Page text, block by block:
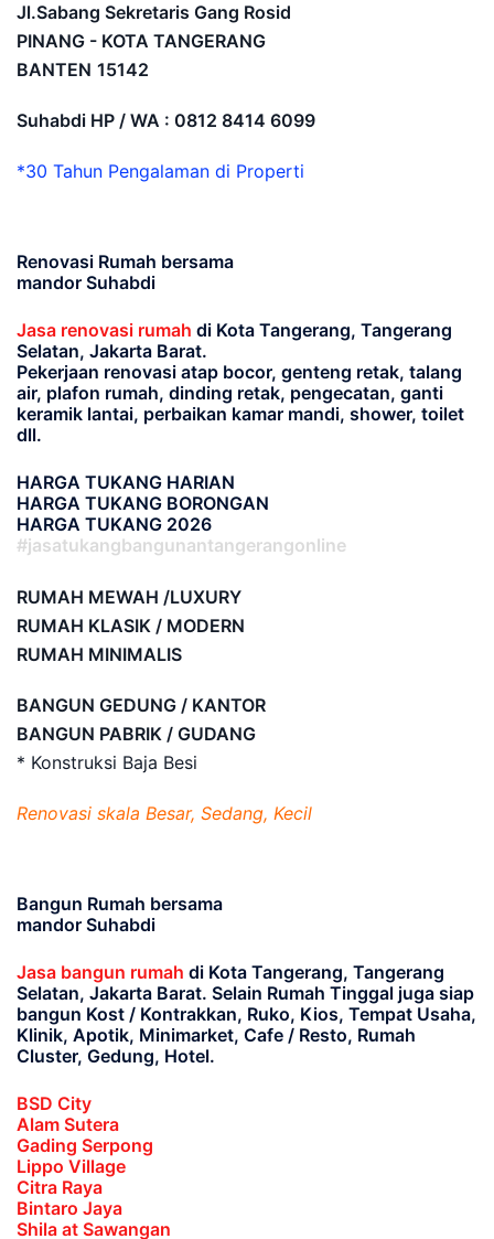
Jl.Sabang Sekretaris Gang Rosid
PINANG - KOTA TANGERANG
BANTEN 15142
Suhabdi HP / WA : 0812 8414 6099
*30 Tahun Pengalaman di Properti
Renovasi Rumah bersama
mandor Suhabdi
Jasa renovasi rumah di Kota Tangerang, Tangerang
Selatan, Jakarta Barat.
Pekerjaan renovasi atap bocor, genteng retak, talang
air, plafon rumah, dinding retak, pengecatan, ganti
keramik lantai, perbaikan kamar mandi, shower, toilet
dll.
HARGA TUKANG HARIAN
HARGA TUKANG BORONGAN
HARGA TUKANG 2026
#jasatukangbangunantangerangonline
RUMAH MEWAH /LUXURY
RUMAH KLASIK / MODERN
RUMAH MINIMALIS
BANGUN GEDUNG / KANTOR
BANGUN PABRIK / GUDANG
* Konstruksi Baja Besi
Renovasi skala Besar, Sedang, Kecil
Bangun Rumah bersama
mandor Suhabdi
Jasa bangun rumah di Kota Tangerang, Tangerang
Selatan, Jakarta Barat. Selain Rumah Tinggal juga siap
bangun Kost / Kontrakkan, Ruko, Kios, Tempat Usaha,
Klinik, Apotik, Minimarket, Cafe / Resto, Rumah
Cluster, Gedung, Hotel.
BSD City
Alam Sutera
Gading Serpong
Lippo Village
Citra Raya
Bintaro Jaya
Shila at Sawangan